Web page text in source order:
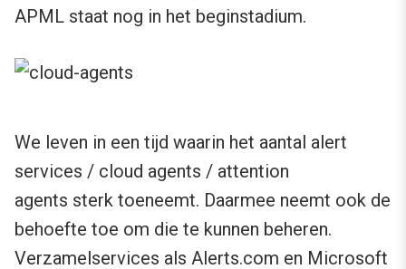
APML staat nog in het beginstadium.
We leven in een tijd waarin het aantal alert
services / cloud agents / attention
agents sterk toeneemt. Daarmee neemt ook de
behoefte toe om die te kunnen beheren.
Verzamelservices als Alerts.com en Microsoft